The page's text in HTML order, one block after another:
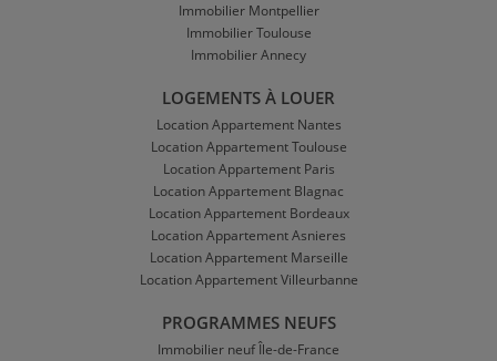
Immobilier Montpellier
Immobilier Toulouse
Immobilier Annecy
LOGEMENTS À LOUER
Location Appartement Nantes
Location Appartement Toulouse
Location Appartement Paris
Location Appartement Blagnac
Location Appartement Bordeaux
Location Appartement Asnieres
Location Appartement Marseille
Location Appartement Villeurbanne
PROGRAMMES NEUFS
Immobilier neuf Île-de-France